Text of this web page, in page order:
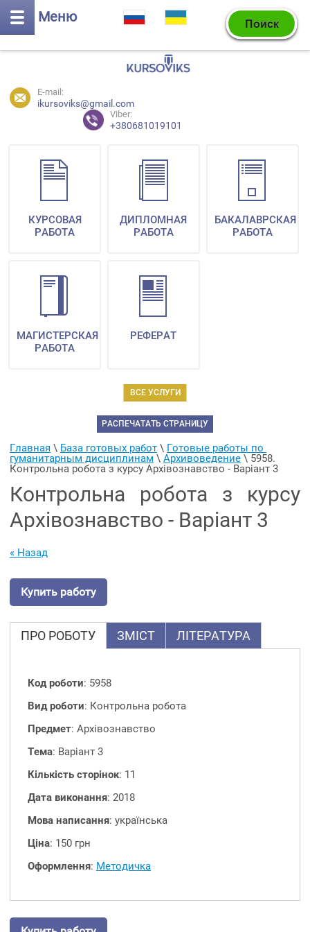
Меню
E-mail:
ikursoviks@gmail.com
Viber:
+380681019101
ВСЕ УСЛУГИ
КУРСОВАЯ
РАБОТА
ДИПЛОМНАЯ
РАБОТА
БАКАЛАВРСКАЯ
РАБОТА
МАГИСТЕРСКАЯ
РАБОТА
РЕФЕРАТ
РАСПЕЧАТАТЬ СТРАНИЦУ
Главная \ База готовых работ \ Готовые работы по
гуманитарным дисциплинам \ Архивоведение \ 5958.
Контрольна робота з курсу Архівознавство - Варіант 3
Контрольна робота з курсу
Архівознавство - Варіант 3
« Назад
Купить работу
ПРО РОБОТУ ЗМІСТ ЛІТЕРАТУРА
Код роботи: 5958
Вид роботи: Контрольна робота
Предмет: Архівознавство
Тема: Варіант 3
Кількість сторінок: 11
Дата виконання: 2018
Мова написання: українська
Ціна: 150 грн
Оформлення: Методичка